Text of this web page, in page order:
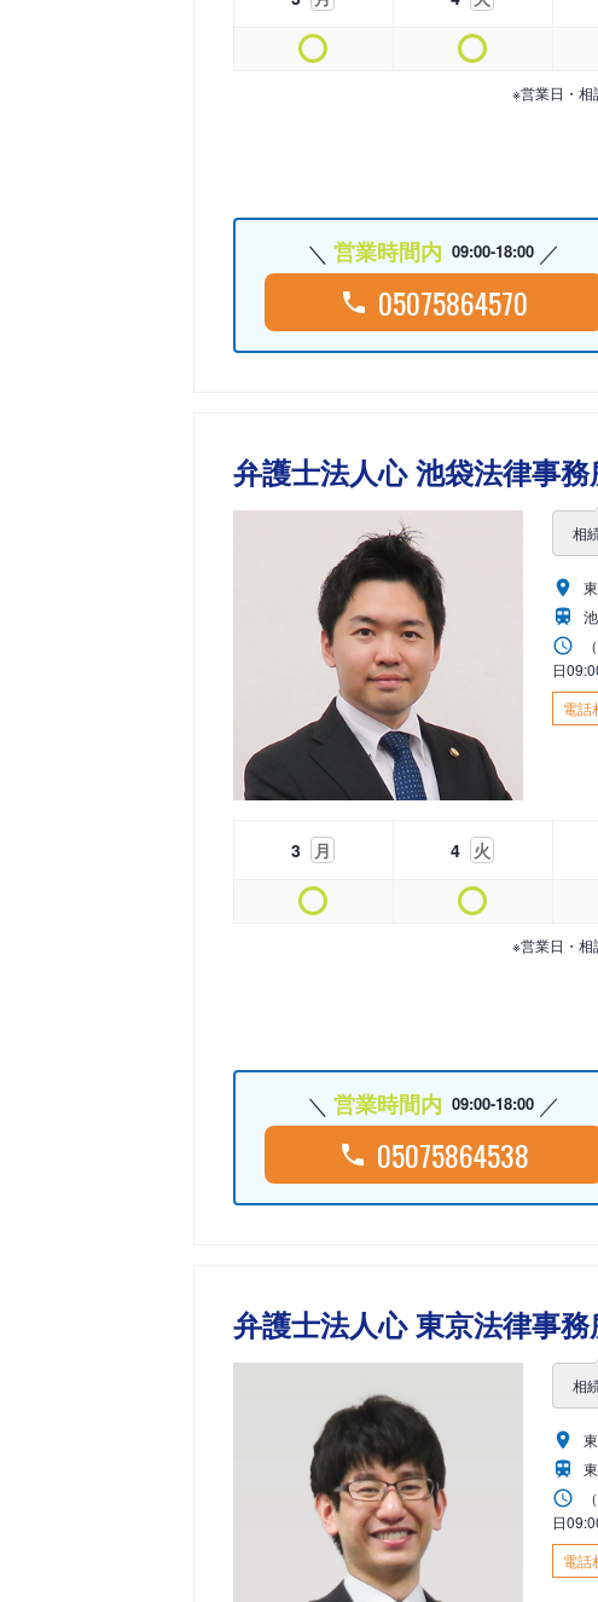
※営業日・相
営業時間内 09:00-18:00
05075864570
弁護士法人心 池袋法律事務
相
日
電話
3 月 4 火
※営業日・相
営業時間内 09:00-18:00
05075864538
弁護士法人心 東京法律事務
相
日
電話